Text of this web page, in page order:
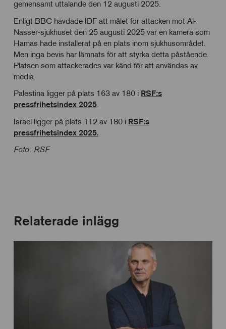
gemensamt uttalande den 12 augusti 2025.
Enligt BBC hävdade IDF att målet för attacken mot Al-
Nasser-sjukhuset den 25 augusti 2025 var en kamera som
Hamas hade installerat på en plats inom sjukhusområdet.
Men inga bevis har lämnats för att styrka detta påstående.
Platsen som attackerades var känd för att användas av
media.
Palestina ligger på plats 163 av 180 i RSF:s
pressfrihetsindex 2025.
Israel ligger på plats 112 av 180 i RSF:s
pressfrihetsindex 2025.
Foto: RSF
Relaterade inlägg
för
statistik
användning
Cookies
för
personlig
anpassning